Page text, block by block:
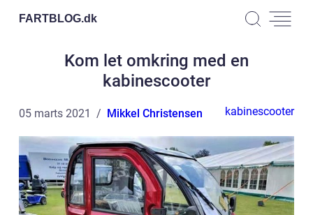
FARTBLOG.dk
Kom let omkring med en
kabinescooter
05 marts 2021 Mikkel Christensen kabinescooter